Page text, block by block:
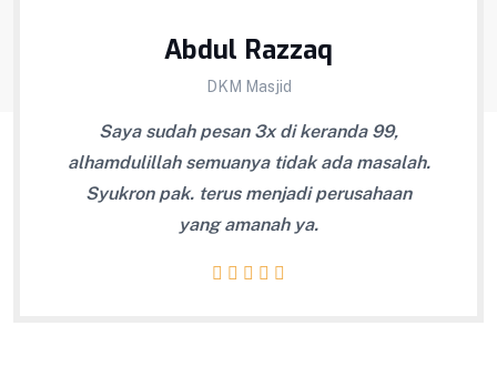
Abdul Razzaq
DKM Masjid
Saya sudah pesan 3x di keranda 99,
alhamdulillah semuanya tidak ada masalah.
Syukron pak. terus menjadi perusahaan
yang amanah ya.